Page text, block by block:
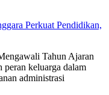
Perkuat Pendidikan,
Tahun Ajaran
peran keluarga dalam
administrasi